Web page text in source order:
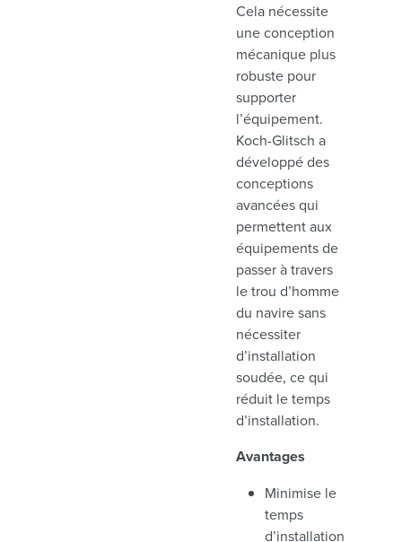
Cela nécessite
une conception
mécanique plus
robuste pour
supporter
l’équipement.
Koch-Glitsch a
développé des
conceptions
avancées qui
permettent aux
équipements de
passer à travers
le trou d’homme
du navire sans
nécessiter
d’installation
soudée, ce qui
réduit le temps
d’installation.
Avantages
Minimise le
temps
d’installation